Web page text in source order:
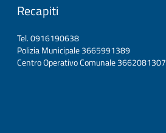
Recapiti
Tel. 0916190638
Polizia Municipale 3665991389
Centro Operativo Comunale 3662081307